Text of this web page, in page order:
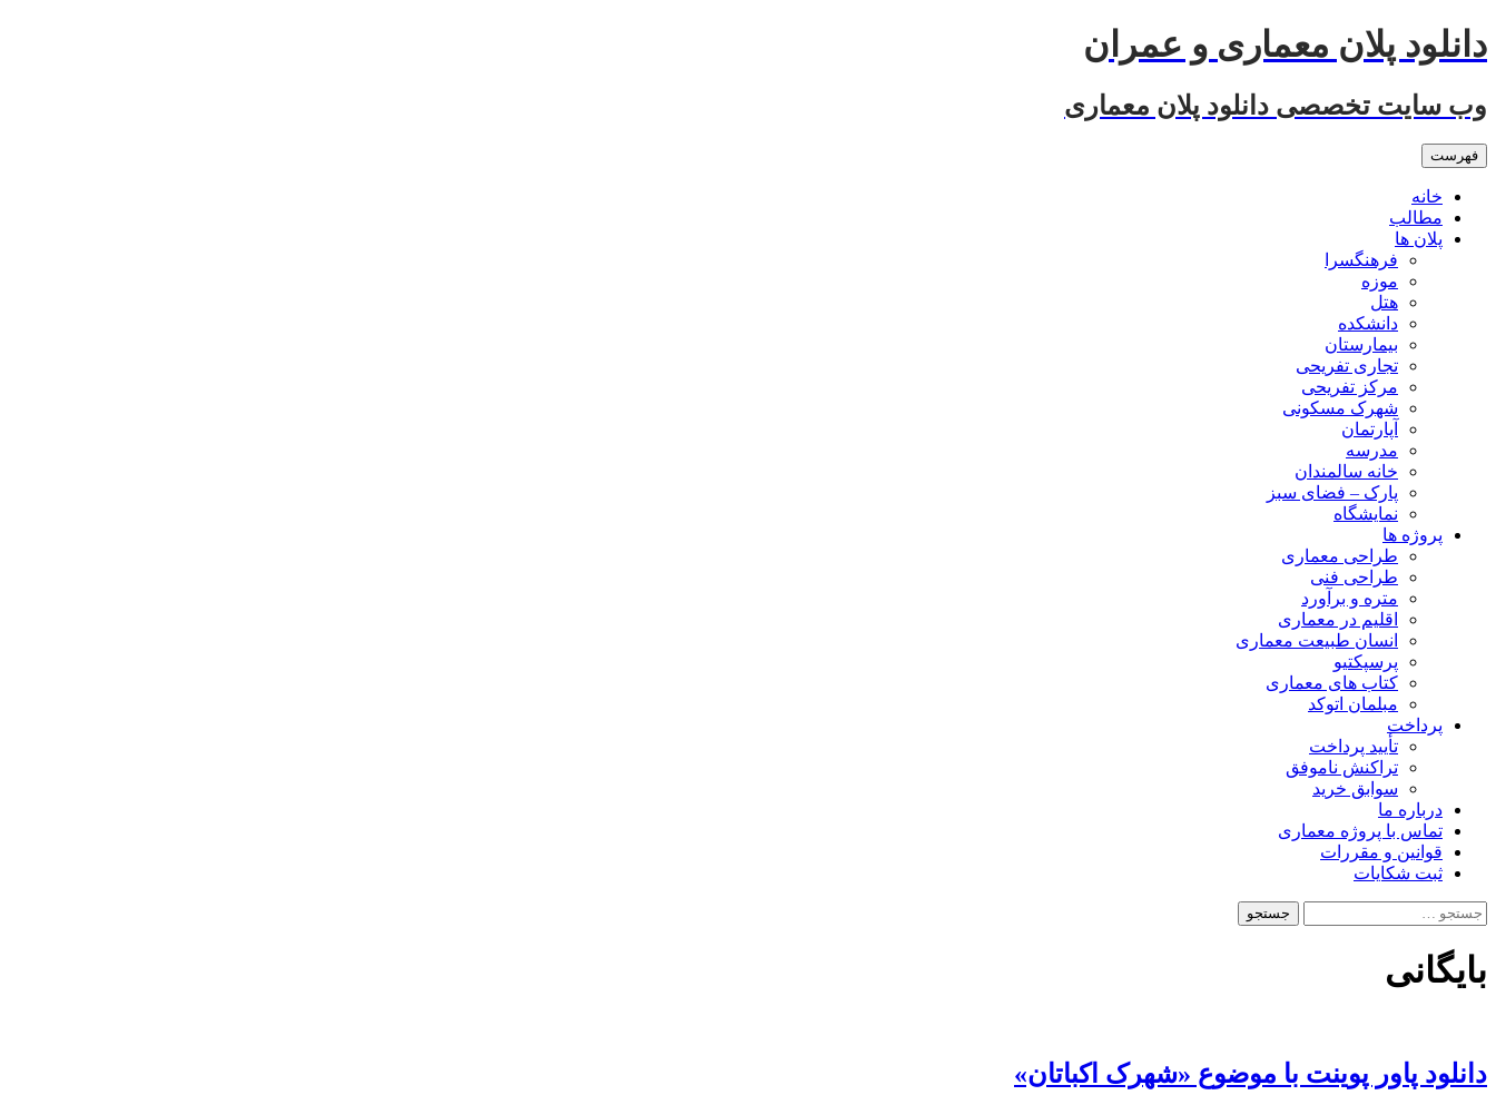
رفتن
به
دانلود پلان معماری و عمران
وب سایت تخصصی دانلود پلان معماری
فهرست
خانه
مطالب
پلان ها
فرهنگسرا
موزه
هتل
دانشکده
بیمارستان
تجاری تفریحی
مرکز تفریحی
شهرک مسکونی
آپارتمان
مدرسه
خانه سالمندان
پارک – فضای سبز
نمایشگاه
پروژه ها
طراحی معماری
طراحی فنی
متره و برآورد
اقلیم در معماری
انسان طبیعت معماری
پرسپکتیو
کتاب های معماری
مبلمان اتوکد
پرداخت
تأیید پرداخت
تراکنش ناموفق
سوابق خرید
درباره ما
تماس با پروژه معماری
قوانین و مقررات
ثبت شکایات
جستجو
برای:
بایگانی
دانلود پاور پوینت با موضوع «شهرک اکباتان»